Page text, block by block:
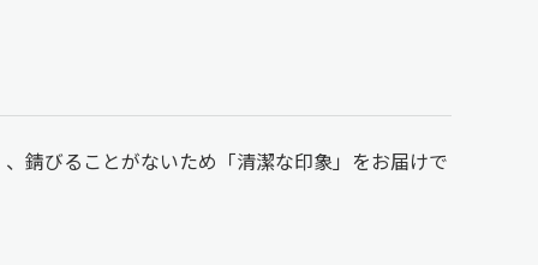
錆びることがないため「清潔な印象」をお届けで